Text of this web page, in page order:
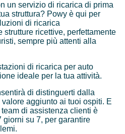
un servizio di ricarica di prima
struttura? Powy è qui per
di ricarica
strutture ricettive, perfettamente
sempre più attenti alla
di ricarica per auto
ideale per la tua attività.
di distinguerti dalla
aggiunto ai tuoi ospiti. E
di assistenza clienti è
su 7, per garantire